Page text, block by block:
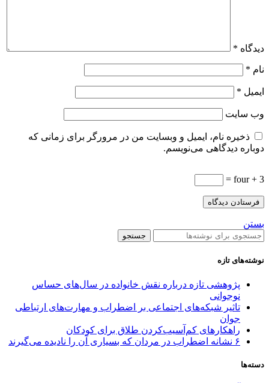
دیدگاه *
نام *
ایمیل *
وب‌ سایت
ذخیره نام، ایمیل و وبسایت من در مرورگر برای زمانی که
دوباره دیدگاهی می‌نویسم.
3 + four =
بستن
جستجو
نوشته‌های تازه
پژوهشی تازه درباره نقش خانواده در سال‌های حساس
نوجوانی
تاثیر شبکه‌های اجتماعی بر اضطراب و مهارت‌های ارتباطی
جوان
راهکارهای کم‌آسیب‌کردن طلاق برای کودکان
۶ نشانه اضطراب در مردان که بسیاری آن را نادیده می‌گیرند
دسته‌ها